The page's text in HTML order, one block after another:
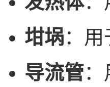
坩埚：
导流管